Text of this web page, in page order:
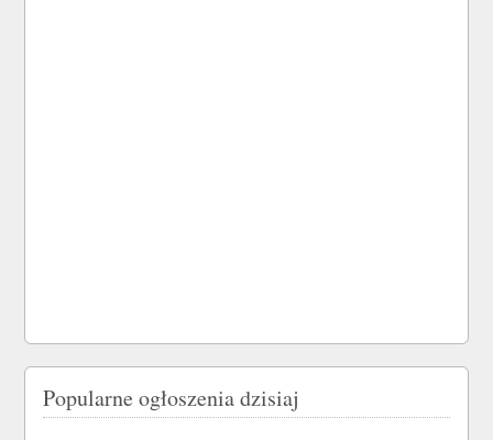
Popularne ogłoszenia dzisiaj